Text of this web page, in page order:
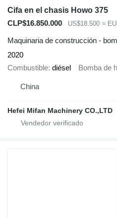
Cifa en el chasis Howo 375
CLP$16.850.000
US$18.500 ≈
Maquinaria de construcción -
2020
Combustible diésel Bomba de
China
Hefei Mifan Machinery CO.,LTD